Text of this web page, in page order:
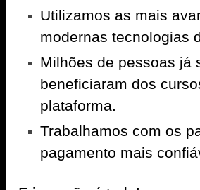
Utilizamos as mais
modernas tecnologias
Milhões de pessoas já
beneficiaram dos
plataforma.
Trabalhamos com os
pagamento mais